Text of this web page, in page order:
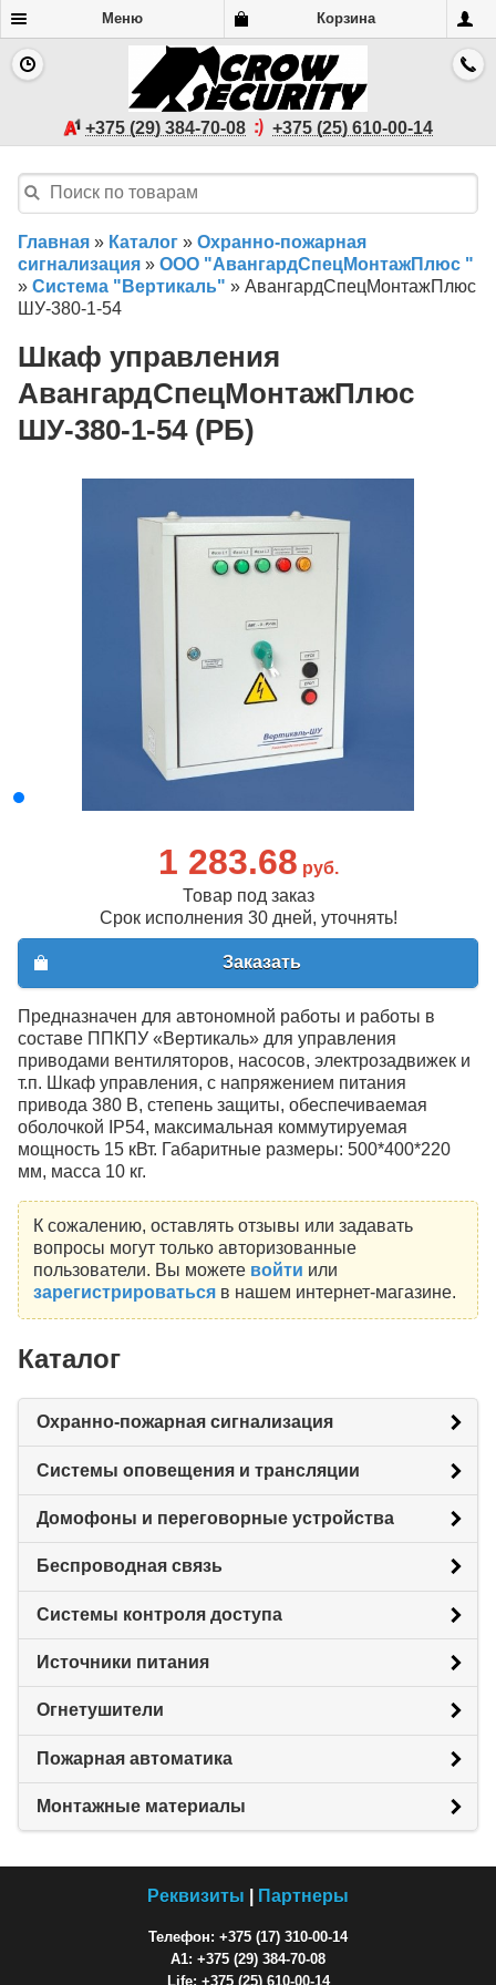
Меню Корзина
+375 (29) 384-70-08 +375 (25) 610-00-14
Главная » Каталог » Охранно-пожарная
сигнализация » ООО "АвангардСпецМонтажПлюс "
» Система "Вертикаль" » АвангардСпецМонтажПлюс
ШУ-380-1-54
Шкаф управления
АвангардСпецМонтажПлюс
ШУ-380-1-54 (РБ)
1 283.68 руб.
Товар под заказ
Срок исполнения 30 дней, уточнять!
Заказать
Предназначен для автономной работы и работы в
составе ППКПУ «Вертикаль» для управления
приводами вентиляторов, насосов, электрозадвижек и
т.п. Шкаф управления, с напряжением питания
привода 380 В, степень защиты, обеспечиваемая
оболочкой IP54, максимальная коммутируемая
мощность 15 кВт. Габаритные размеры: 500*400*220
мм, масса 10 кг.
К сожалению, оставлять отзывы или задавать
вопросы могут только авторизованные
пользователи. Вы можете войти или
зарегистрироватьсяв нашем интернет-магазине.
Каталог
Охранно-пожарная сигнализация
Системы оповещения и трансляции
Домофоны и переговорные устройства
Беспроводная связь
Системы контроля доступа
Источники питания
Огнетушители
Пожарная автоматика
Монтажные материалы
Реквизиты Партнеры
Телефон: +375 (17) 310-00-14
A1: +375 (29) 384-70-08
Life: +375 (25) 610-00-14